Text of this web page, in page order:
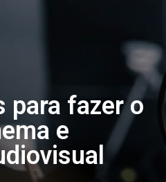
para fazer o
e